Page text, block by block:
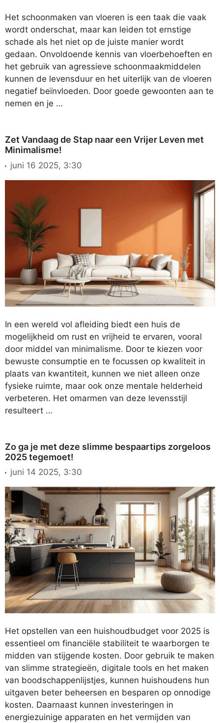
Het schoonmaken van vloeren is een taak die vaak
wordt onderschat, maar kan leiden tot ernstige
schade als het niet op de juiste manier wordt
gedaan. Onvoldoende kennis van vloerbehoeften en
het gebruik van agressieve schoonmaakmiddelen
kunnen de levensduur en het uiterlijk van de vloeren
negatief beïnvloeden. Door goede gewoonten aan te
nemen en je …
Zet Vandaag de Stap naar een Vrijer Leven met
Minimalisme!
juni 16 2025, 3:30
In een wereld vol afleiding biedt een huis de
mogelijkheid om rust en vrijheid te ervaren, vooral
door middel van minimalisme. Door te kiezen voor
bewuste consumptie en te focussen op kwaliteit in
plaats van kwantiteit, kunnen we niet alleen onze
fysieke ruimte, maar ook onze mentale helderheid
verbeteren. Het omarmen van deze levensstijl
resulteert …
Zo ga je met deze slimme bespaartips zorgeloos
2025 tegemoet!
juni 14 2025, 3:30
Het opstellen van een huishoudbudget voor 2025 is
essentieel om financiële stabiliteit te waarborgen te
midden van stijgende kosten. Door gebruik te maken
van slimme strategieën, digitale tools en het maken
van boodschappenlijstjes, kunnen huishoudens hun
uitgaven beter beheersen en besparen op onnodige
kosten. Daarnaast kunnen investeringen in
energiezuinige apparaten en het vermijden van